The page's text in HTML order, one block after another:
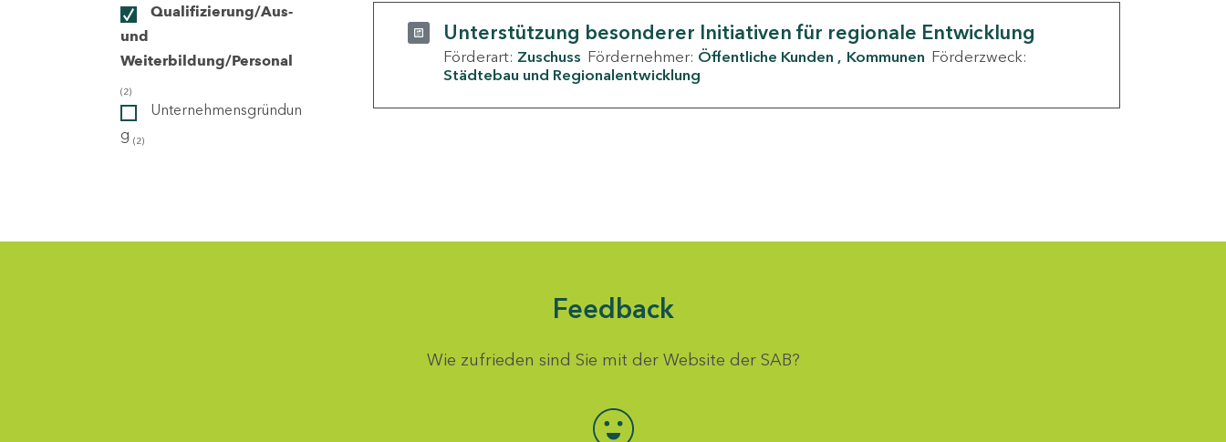
Qualifizierung/Aus-
und
Weiterbildung/Personal
(2)
Unternehmensgründun
g (2)
Unterstützung besonderer Initiativen für regionale Entwicklung
Förderart: Zuschuss Fördernehmer: Öffentliche Kunden Kommunen Förderzweck:
Städtebau und Regionalentwicklung
Feedback
Wie zufrieden sind Sie mit der Website der SAB?
Bewertung auswählen